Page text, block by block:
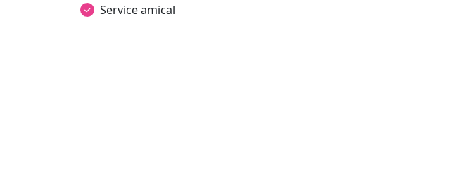
Service amical